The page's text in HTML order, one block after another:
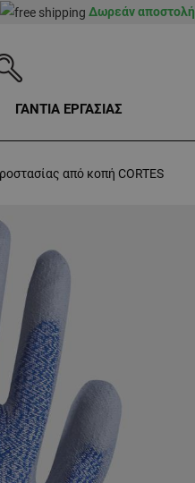
Δωρεάν αποστολή
ΓΑΝΤΙΑ ΕΡΓΑΣΙΑΣ
από κοπή CORTES